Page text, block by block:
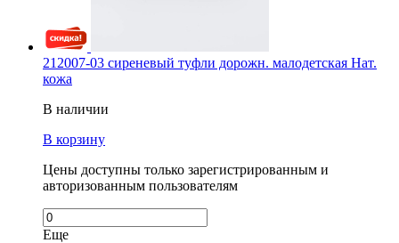
212007-03 сиреневый туфли дорожн. малодетская Нат.
кожа
В наличии
В корзину
Цены доступны только зарегистрированным и
авторизованным пользователям
Еще